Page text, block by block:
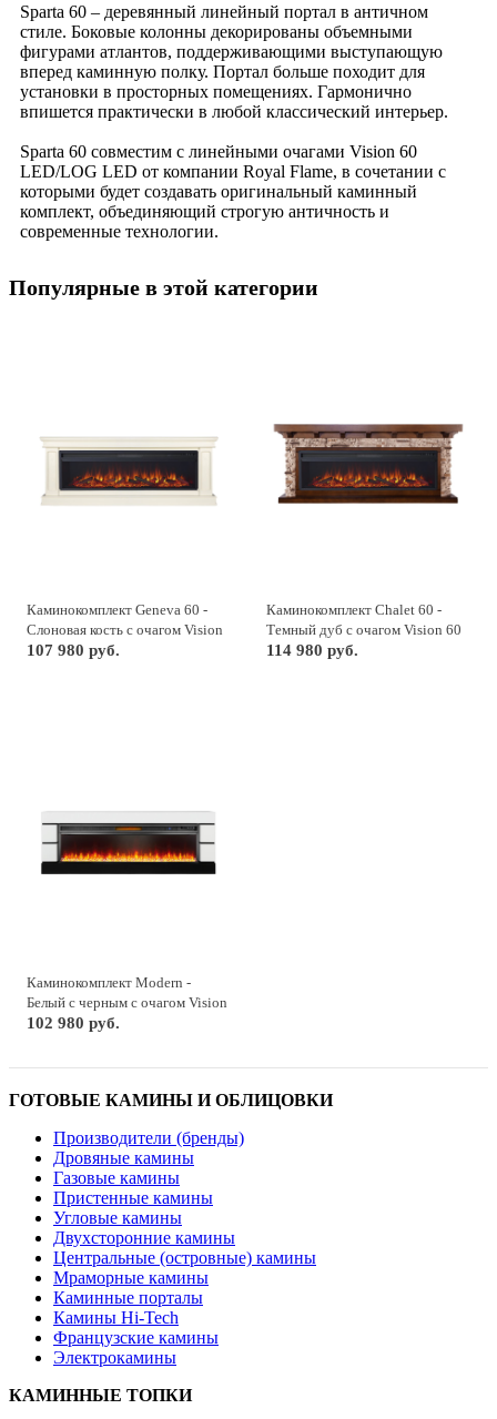
Sparta 60 – деревянный линейный портал в античном
стиле. Боковые колонны декорированы объемными
фигурами атлантов, поддерживающими выступающую
вперед каминную полку. Портал больше походит для
установки в просторных помещениях. Гармонично
впишется практически в любой классический интерьер.
Sparta 60 совместим с линейными очагами Vision 60
LED/LOG LED от компании Royal Flame, в сочетании с
которыми будет создавать оригинальный каминный
комплект, объединяющий строгую античность и
современные технологии.
Популярные в этой категории
Каминокомплект Geneva 60 -
Слоновая кость с очагом Vision
60 LOG LED
107 980 руб.
Каминокомплект Chalet 60 -
Темный дуб с очагом Vision 60
LOG LED
114 980 руб.
Каминокомплект Modern -
Белый с черным с очагом Vision
60 LED
102 980 руб.
ГОТОВЫЕ КАМИНЫ И ОБЛИЦОВКИ
Производители (бренды)
Дровяные камины
Газовые камины
Пристенные камины
Угловые камины
Двухсторонние камины
Центральные (островные) камины
Мраморные камины
Каминные порталы
Камины Hi-Tech
Французские камины
Электрокамины
КАМИННЫЕ ТОПКИ